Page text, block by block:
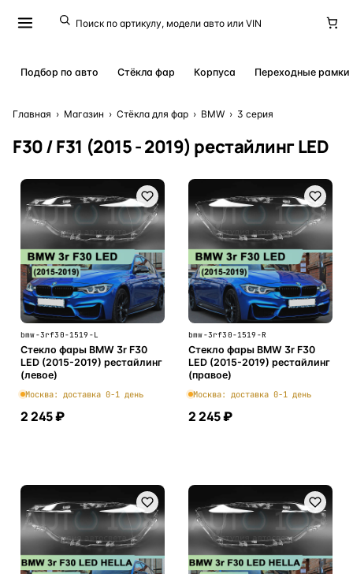
Подбор по авто Стёкла фар Корпуса Переходные рамки
Главная › Магазин › Стёкла для фар › BMW › 3 серия
F30 / F31 (2015 - 2019) рестайлинг LED
bmw-3rf30-1519-L
Стекло фары BMW 3r F30
LED (2015-2019) рестайлинг
(левое)
Москва: доставка 0-1 день
2 245 ₽
bmw-3rf30-1519-R
Стекло фары BMW 3r F30
LED (2015-2019) рестайлинг
(правое)
Москва: доставка 0-1 день
2 245 ₽